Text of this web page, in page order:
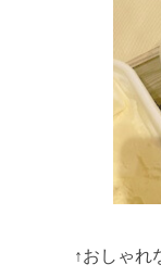
↑おしゃれ